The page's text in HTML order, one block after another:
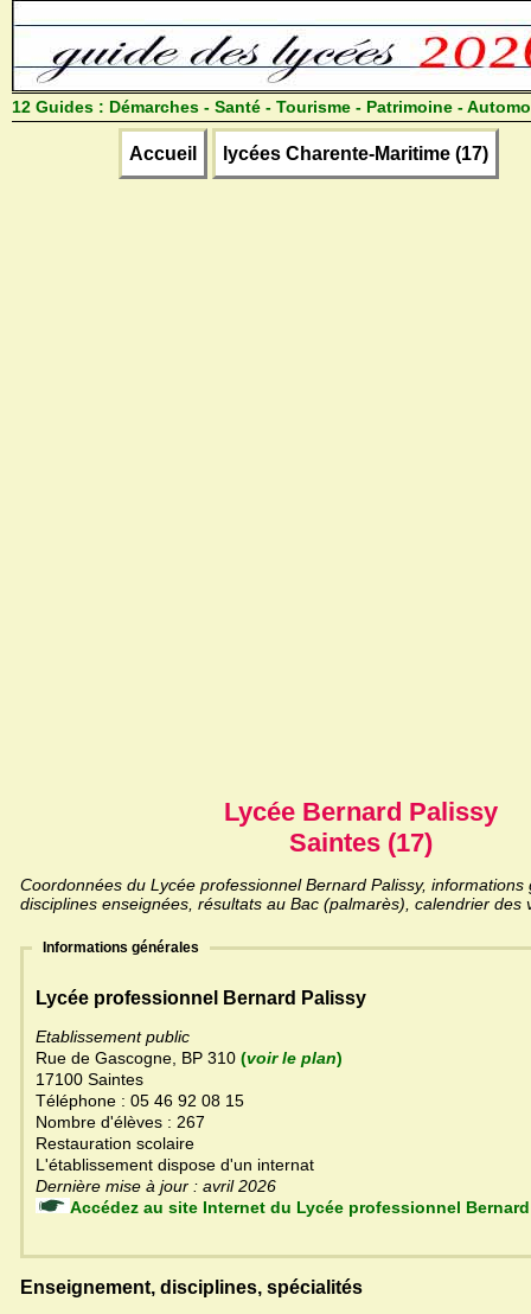
12 Guides : Démarches - Santé - Tourisme - Patrimoine -
Accueil lycées Charente-Maritime (17)
Lycée Bernard Palissy
Saintes (17)
Coordonnées du Lycée professionnel Bernard Palissy, informations
disciplines enseignées, résultats au Bac (palmarès), calendrier des
Informations générales
Lycée professionnel Bernard Palissy
Etablissement public
Rue de Gascogne, BP 310 (voir le plan)
17100 Saintes
Téléphone : 05 46 92 08 15
Nombre d'élèves : 267
Restauration scolaire
L'établissement dispose d'un internat
Dernière mise à jour : avril 2026
Accédez au site Internet du Lycée professionnel
Enseignement, disciplines, spécialités